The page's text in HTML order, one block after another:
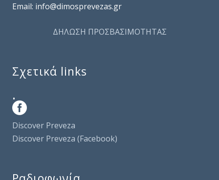
Email: info@dimosprevezas.gr
ΔΗΛΩΣΗ ΠΡΟΣΒΑΣΙΜΟΤΗΤΑΣ
Σχετικά links
.
Discover Preveza
Discover Preveza (Facebook)